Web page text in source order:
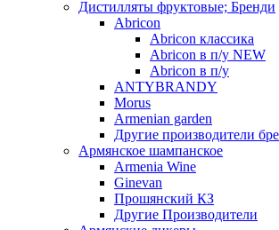
Дистилляты фруктовые; Бренди
Abricon
Abricon классика
Abricon в п/у NEW
Abricon в п/у
ANTYBRANDY
Morus
Armenian garden
Другие производители
Армянское шампанское
Armenia Wine
Ginevan
Прошянский КЗ
Другие Производители